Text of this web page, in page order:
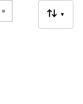
‪» ▼